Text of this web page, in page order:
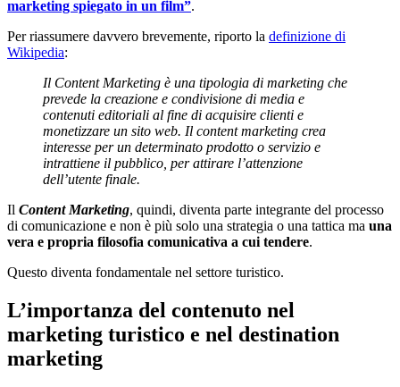
marketing spiegato in un film”.
Per riassumere davvero brevemente, riporto la definizione di
Wikipedia:
Il Content Marketing è una tipologia di marketing che
prevede la creazione e condivisione di media e
contenuti editoriali al fine di acquisire clienti e
monetizzare un sito web. Il content marketing crea
interesse per un determinato prodotto o servizio e
intrattiene il pubblico, per attirare l’attenzione
dell’utente finale.
Il Content Marketing, quindi, diventa parte integrante del processo
di comunicazione e non è più solo una strategia o una tattica ma una
vera e propria filosofia comunicativa a cui tendere.
Questo diventa fondamentale nel settore turistico.
L’importanza del contenuto nel
marketing turistico e nel destination
marketing